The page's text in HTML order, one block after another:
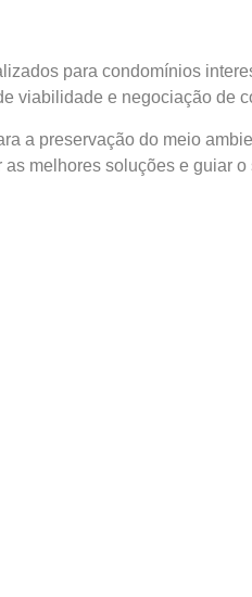
para condomínios
viabilidade e negociação de
a preservação do meio
melhores soluções e guiar